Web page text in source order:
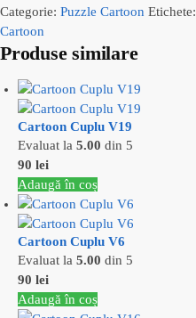
Categorie: Puzzle Cartoon Etichete:
Cartoon
Produse similare
Cartoon Cuplu V19
Evaluat la 5.00 din 5
90 lei
Adaugă în coș
Cartoon Cuplu V6
Evaluat la 5.00 din 5
90 lei
Adaugă în coș